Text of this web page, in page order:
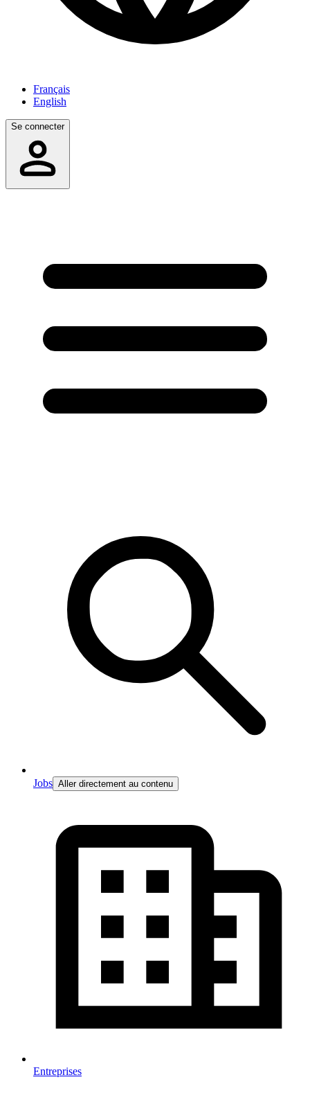
Français
English
Se connecter
Jobs Aller directement au contenu
Entreprises